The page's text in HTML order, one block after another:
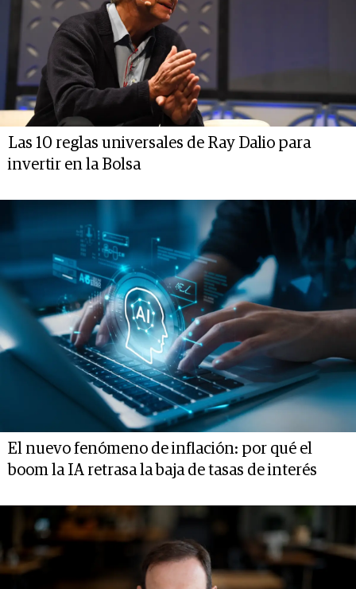
Las 10 reglas universales de Ray Dalio para
invertir en la Bolsa
El nuevo fenómeno de inflación: por qué el
boom la IA retrasa la baja de tasas de interés